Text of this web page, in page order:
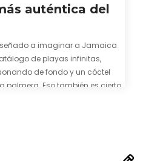
auténtica del
a imaginar a Jamaica
de playas infinitas,
de fondo y un cóctel
Eso también es cierto.